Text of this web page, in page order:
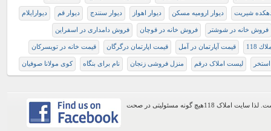
شیریت دیوار ارومیه مسکن دیوار اهواز دیوار سنندج دیوار قم دیوارایلام
فروش خانه در شوشتر فروش خانه در قوچان فروش دامداری در اسفراین
118 قیمت آپارتمان در آمل قیمت اپارتمان درگرگان قیمت خانه در تویسرکان
ليست املاک درقم منزل فروشی زنجان نام برای بنگاه کوی مولانا صوفیان
اطلاعات موجود در این وب سایت از طریق کاربران عمومی سایت ثبت شده است. لذا سایت املاک 118هیچ گونه مسئولیتی در صحت